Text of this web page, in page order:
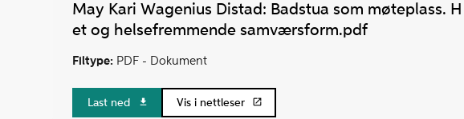
May Kari Wagenius Distad: Badstua som møteplass. H
et og helsefremmende samværsform.pdf
Filtype: PDF - Dokument
Last ned Vis i nettleser